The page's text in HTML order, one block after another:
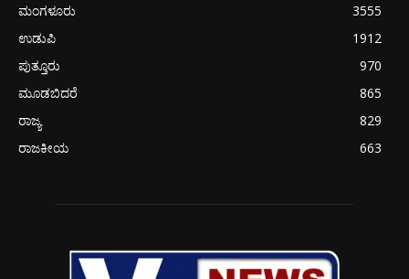
ಮಂಗಳೂರು
3555
ಉಡುಪಿ
1912
ಪುತ್ತೂರು
970
ಮೂಡಬಿದರೆ
865
ರಾಜ್ಯ
829
ರಾಜಕೀಯ
663